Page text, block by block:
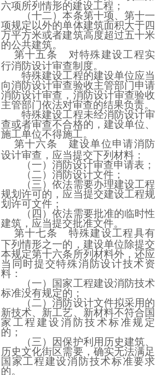
六项所列情形的建设工程；
（十二）本条第十项、第十一
项规定以外的单体建筑面积大于四
万平方米或者建筑高度超过五十米
的公共建筑。
第十五条 对特殊建设工程实
行消防设计审查制度。
特殊建设工程的建设单位应当
向消防设计审查验收主管部门申请
消防设计审查，消防设计审查验收
主管部门依法对审查的结果负责。
特殊建设工程未经消防设计审
查或者审查不合格的，建设单位、
施工单位不得施工。
第十六条 建设单位申请消防
设计审查，应当提交下列材料：
（一）消防设计审查申请表；
（二）消防设计文件；
（三）依法需要办理建设工程
规划许可的，应当提交建设工程规
划许可文件；
（四）依法需要批准的临时性
建筑，应当提交批准文件。
第十七条 特殊建设工程具有
下列情形之一的，建设单位除提交
本规定第十六条所列材料外，还应
当同时提交特殊消防设计技术资
料：
（一）国家工程建设消防技术
标准没有规定的；
（二）消防设计文件拟采用的
新技术、新工艺、新材料不符合国
家工程建设消防技术标准规定
的；
（三）因保护利用历史建筑、
历史文化街区需要，确实无法满足
国家工程建设消防技术标准要求
的。